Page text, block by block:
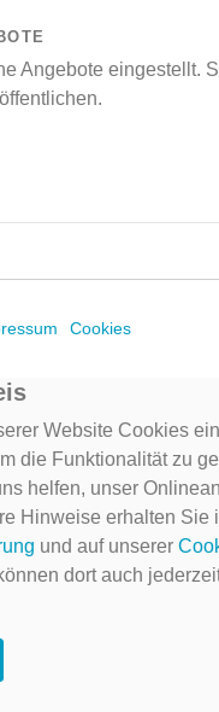
Angebote eingestellt.
Cookies
Website Cookies
die Funktionalität zu
helfen, unser
Hinweise erhalten Sie
und auf unserer
dort auch